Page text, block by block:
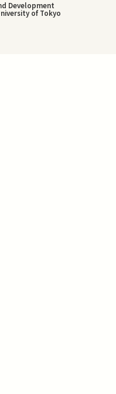
Development
of Tokyo